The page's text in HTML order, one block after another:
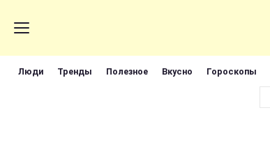
Люди Тренды Полезное Вкусно Гороскопы